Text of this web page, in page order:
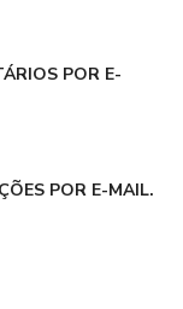
POR E-
POR E-MAIL.